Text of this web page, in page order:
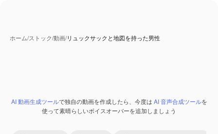
ホーム/ストック/動画/リュックサックと地図を持った男性
Premium
AI 動画生成ツールで独自の動画を作成したら、今度は AI 音声合成ツールを
使って素晴らしいボイスオーバーを追加しましょう